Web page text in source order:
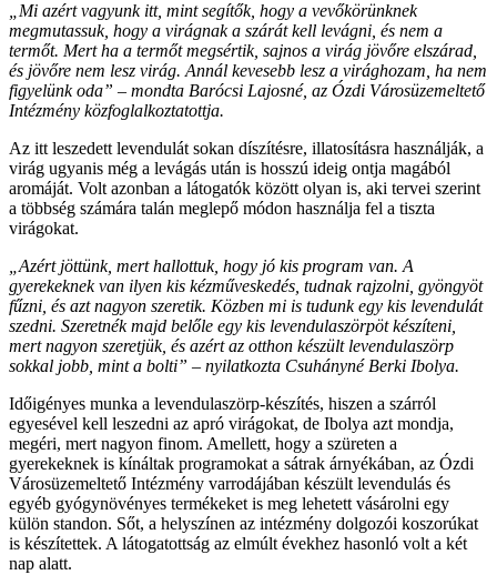
„Mi azért vagyunk itt, mint segítők, hogy a vevőkörünknek
megmutassuk, hogy a virágnak a szárát kell levágni, és nem a
termőt. Mert ha a termőt megsértik, sajnos a virág jövőre elszárad,
és jövőre nem lesz virág. Annál kevesebb lesz a virághozam, ha nem
figyelünk oda” – mondta Barócsi Lajosné, az Ózdi Városüzemeltető
Intézmény közfoglalkoztatottja.
Az itt leszedett levendulát sokan díszítésre, illatosításra használják, a
virág ugyanis még a levágás után is hosszú ideig ontja magából
aromáját. Volt azonban a látogatók között olyan is, aki tervei szerint
a többség számára talán meglepő módon használja fel a tiszta
virágokat.
„Azért jöttünk, mert hallottuk, hogy jó kis program van. A
gyerekeknek van ilyen kis kézműveskedés, tudnak rajzolni, gyöngyöt
fűzni, és azt nagyon szeretik. Közben mi is tudunk egy kis levendulát
szedni. Szeretnék majd belőle egy kis levendulaszörpöt készíteni,
mert nagyon szeretjük, és azért az otthon készült levendulaszörp
sokkal jobb, mint a bolti” – nyilatkozta Csuhányné Berki Ibolya.
Időigényes munka a levendulaszörp-készítés, hiszen a szárról
egyesével kell leszedni az apró virágokat, de Ibolya azt mondja,
megéri, mert nagyon finom. Amellett, hogy a szüreten a
gyerekeknek is kínáltak programokat a sátrak árnyékában, az Ózdi
Városüzemeltető Intézmény varrodájában készült levendulás és
egyéb gyógynövényes termékeket is meg lehetett vásárolni egy
külön standon. Sőt, a helyszínen az intézmény dolgozói koszorúkat
is készítettek. A látogatottság az elmúlt évekhez hasonló volt a két
nap alatt.